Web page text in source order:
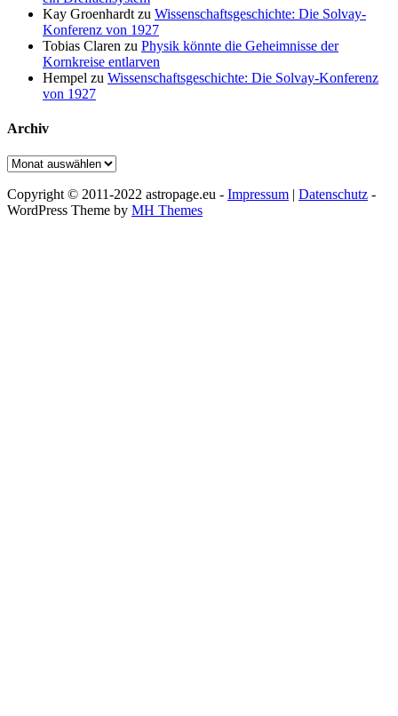
Kay Groenhardt zu Wissenschaftsgeschichte: Die Solvay-
Konferenz von 1927
Tobias Claren zu Physik könnte die Geheimnisse der
Kornkreise entlarven
Hempel zu Wissenschaftsgeschichte: Die Solvay-Konferenz
von 1927
Archiv
Archiv
Copyright © 2011-2022 astropage.eu - Impressum | Datenschutz -
WordPress Theme by MH Themes